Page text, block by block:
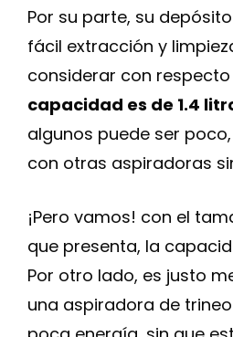
Por su parte, su
fácil extracción y
considerar con
capacidad es de 1.4
algunos puede ser
con otras aspiradoras
¡Pero vamos! con el
que presenta, la
Por otro lado, es justo
una aspiradora de